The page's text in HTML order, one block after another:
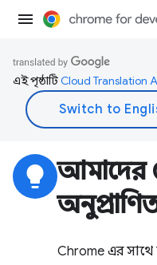
এই পৃষ্ঠাটিCloud Translation
lightbulb আমাদের
Chrome এর সাথে